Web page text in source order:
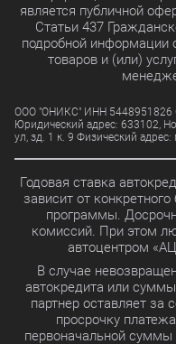
является публичной
Статьи 437
подробной информации
товаров и (или)
ООО "ОНИКС" ИНН 5448951826
Юридический адрес: 633102,
ул, зд. 1 к. 9 Физический
Годовая ставка
зависит от
программы.
комиссий. При этом
автоцентром
В случае
автокредита или
партнер оставляет за
просрочку
первоначальной